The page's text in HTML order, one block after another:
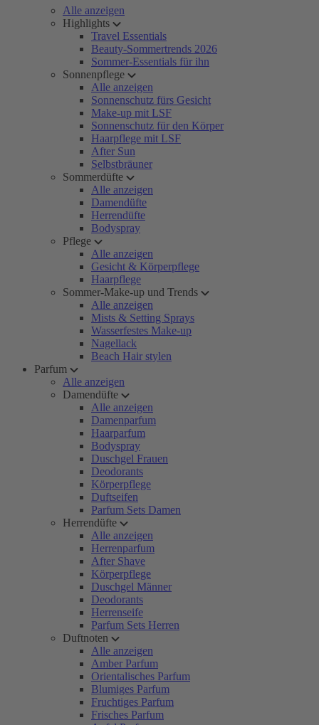
Alle anzeigen
Highlights
Travel Essentials
Beauty-Sommertrends 2026
Sommer-Essentials für ihn
Sonnenpflege
Alle anzeigen
Sonnenschutz fürs Gesicht
Make-up mit LSF
Sonnenschutz für den Körper
Haarpflege mit LSF
After Sun
Selbstbräuner
Sommerdüfte
Alle anzeigen
Damendüfte
Herrendüfte
Bodyspray
Pflege
Alle anzeigen
Gesicht & Körperpflege
Haarpflege
Sommer-Make-up und Trends
Alle anzeigen
Mists & Setting Sprays
Wasserfestes Make-up
Nagellack
Beach Hair stylen
Parfum
Alle anzeigen
Damendüfte
Alle anzeigen
Damenparfum
Haarparfum
Bodyspray
Duschgel Frauen
Deodorants
Körperpflege
Duftseifen
Parfum Sets Damen
Herrendüfte
Alle anzeigen
Herrenparfum
After Shave
Körperpflege
Duschgel Männer
Deodorants
Herrenseife
Parfum Sets Herren
Duftnoten
Alle anzeigen
Amber Parfum
Orientalisches Parfum
Blumiges Parfum
Fruchtiges Parfum
Frisches Parfum